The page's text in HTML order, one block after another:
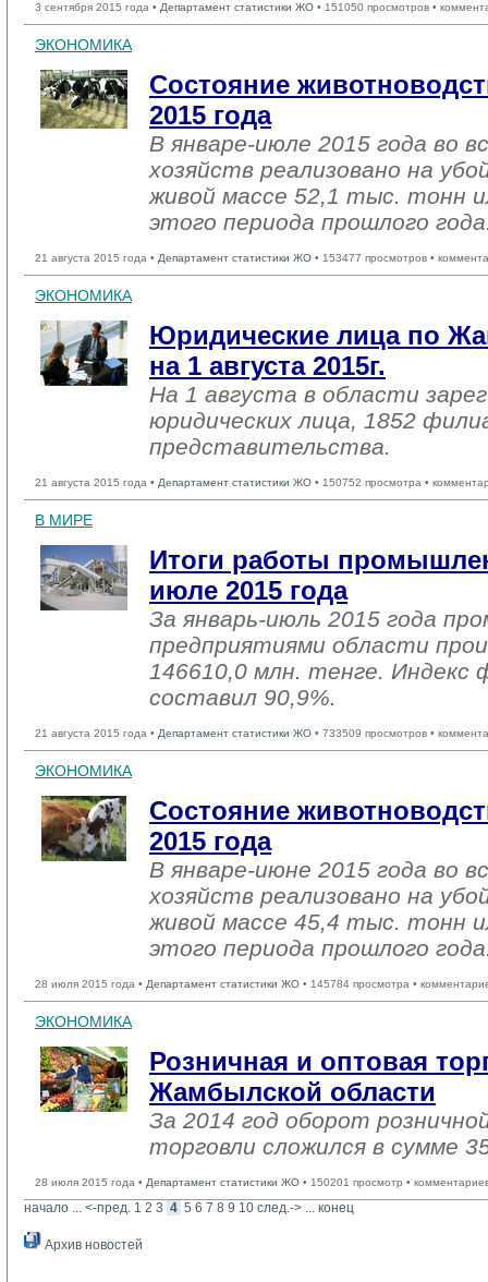
3 сентября 2015 года • Департамент статистики ЖО • 151050 просмотров •
ЭКОНОМИКА
Состояние
2015 года
В январе-июле 2015 года во
хозяйств реализовано на
живой массе 52,1 тыс. тонн
этого периода прошлого
21 августа 2015 года • Департамент статистики ЖО • 153477 просмотров •
ЭКОНОМИКА
Юридические лица по
на 1 августа 2015г.
На 1 августа в области
юридических лица, 1852
представительства.
21 августа 2015 года • Департамент статистики ЖО • 150752 просмотра •
В МИРЕ
Итоги работы
июле 2015 года
За январь-июль 2015 года
предприятиями области
146610,0 млн. тенге. Индекс
составил 90,9%.
21 августа 2015 года • Департамент статистики ЖО • 733509 просмотров •
ЭКОНОМИКА
Состояние
2015 года
В январе-июне 2015 года во
хозяйств реализовано на
живой массе 45,4 тыс. тонн
этого периода прошлого
28 июля 2015 года • Департамент статистики ЖО • 145784 просмотра •
ЭКОНОМИКА
Розничная и оптовая
Жамбылской области
За 2014 год оборот
торговли сложился в сумме
28 июля 2015 года • Департамент статистики ЖО • 150201 просмотр •
начало ... <-пред. 1 2 3 4 5 6 7 8 9 10 след.-> ... конец
Архив новостей